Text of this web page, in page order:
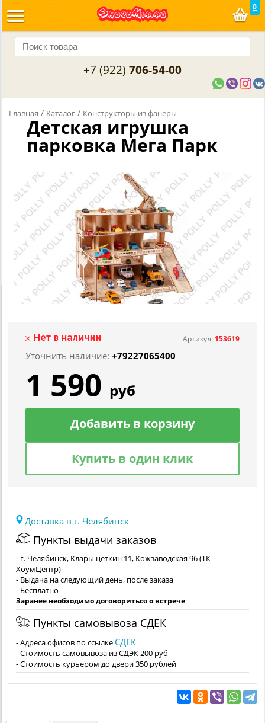
0
+7 (922) 706-54-00
Главная / Каталог / Конструкторы из фанеры
Детская игрушка
парковка Мега Парк
Артикул: 153619
Уточнить наличие:+79227065400
1 590 руб
Добавить в корзину
Купить в один клик
Доставка в г. Челябинск
Пункты выдачи заказов
- г. Челябинск, Клары цеткин 11, Кожзаводская 96 (ТК
ХоумЦентр)
- Выдача на следующий день, после заказа
- Бесплатно
Заранее необходимо договориться о встрече
Пункты самовывоза СДЕК
- Адреса офисов по ссылке СДЕК
- Стоимость самовывоза из СДЭК 200 руб
- Стоимость курьером до двери 350 рублей